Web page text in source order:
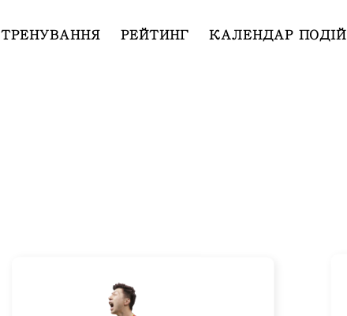
ТРЕНУВАННЯ РЕЙТИНГ КАЛЕНДАР ПОДІЙ